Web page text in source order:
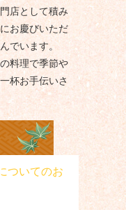
店として積み
お慶びいただ
でいます。
料理で季節や
杯お手伝いさ
ついてのお